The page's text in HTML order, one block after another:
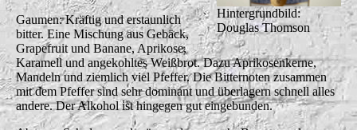
Hintergrundbild:
Douglas Thomson
Gaumen: Kräftig und erstaunlich
bitter. Eine Mischung aus Gebäck,
Grapefruit und Banane, Aprikose,
Karamell und angekohltes Weißbrot. Dazu Aprikosenkerne,
Mandeln und ziemlich viel Pfeffer. Die Bitternoten zusammen
mit dem Pfeffer sind sehr dominant und überlagern schnell alles
andere. Der Alkohol ist hingegen gut eingebunden.